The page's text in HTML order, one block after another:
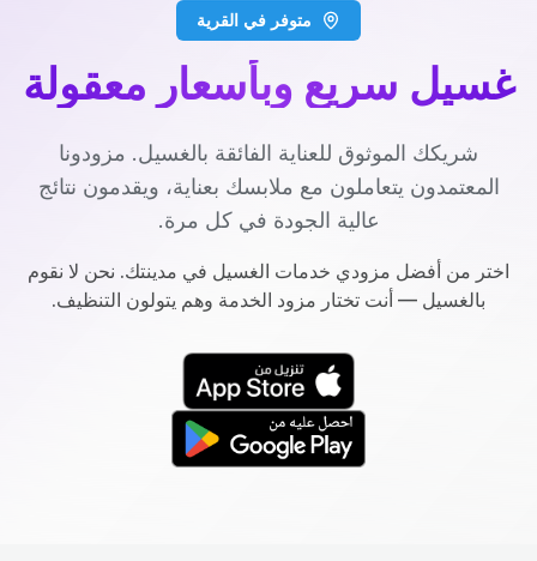
متوفر في القرية
غسيل سريع وبأسعار معقولة
شريكك الموثوق للعناية الفائقة بالغسيل. مزودونا
المعتمدون يتعاملون مع ملابسك بعناية، ويقدمون نتائج
عالية الجودة في كل مرة.
اختر من أفضل مزودي خدمات الغسيل في مدينتك. نحن لا نقوم
بالغسيل — أنت تختار مزود الخدمة وهم يتولون التنظيف.